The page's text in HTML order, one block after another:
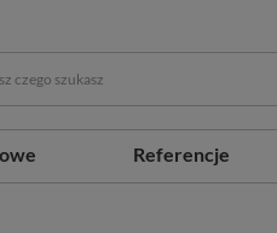
Referencje